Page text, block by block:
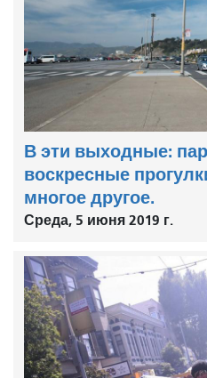
В эти выходные:
воскресные
многое другое.
Среда, 5 июня 2019 г.